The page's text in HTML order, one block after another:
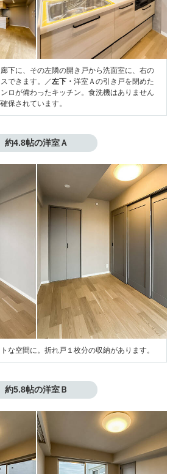
下に、その左隣の開き戸から洗面室に、右の
できます。／左下・ 洋室Ａの引き戸を閉めた
ンロが備わったキッチン。食洗機はありません
保されています。
約4.8帖の洋室Ａ
な空間に。折れ戸１枚分の収納があります。
約5.8帖の洋室Ｂ